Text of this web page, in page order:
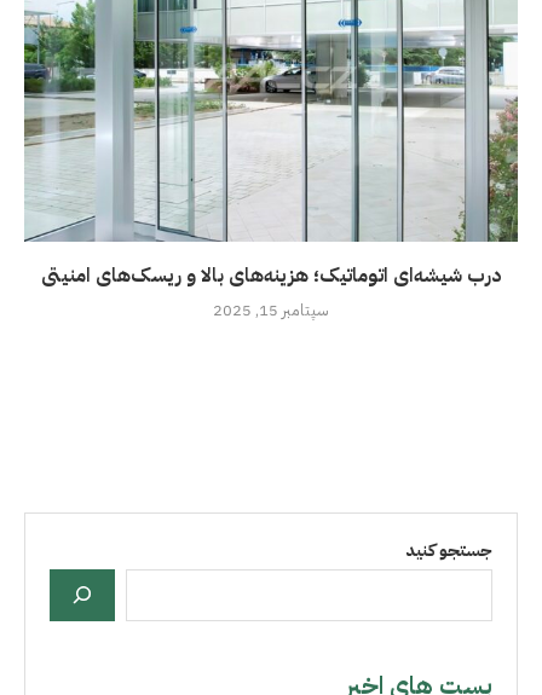
درب شیشه‌ای اتوماتیک؛ هزینه‌های بالا و ریسک‌های امنیتی
سپتامبر 15, 2025
جستجو کنید
بست هاي اخير